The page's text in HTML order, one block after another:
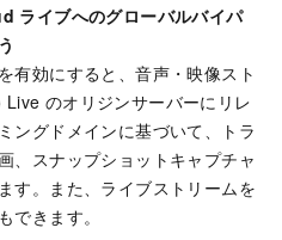
ライブへのグローバルバイパ
有効にすると、音声・映像スト
のオリジンサーバーにリレ
ングドメインに基づいて、トラ
、スナップショットキャプチャ
す。また、ライブストリームを
できます。